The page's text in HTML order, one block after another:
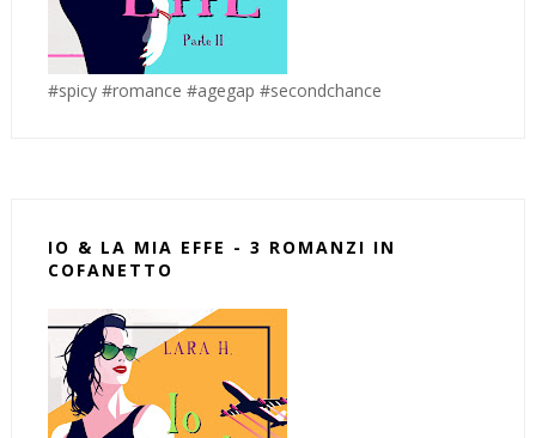
#spicy #romance #agegap #secondchance
IO & LA MIA EFFE - 3 ROMANZI IN
COFANETTO